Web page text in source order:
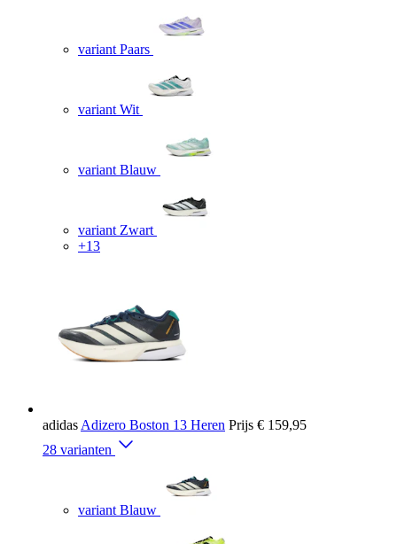
variant Paars
variant Wit
variant Blauw
variant Zwart
+13
adidas Adizero Boston 13 Heren Prijs € 159,95
28 varianten
variant Blauw